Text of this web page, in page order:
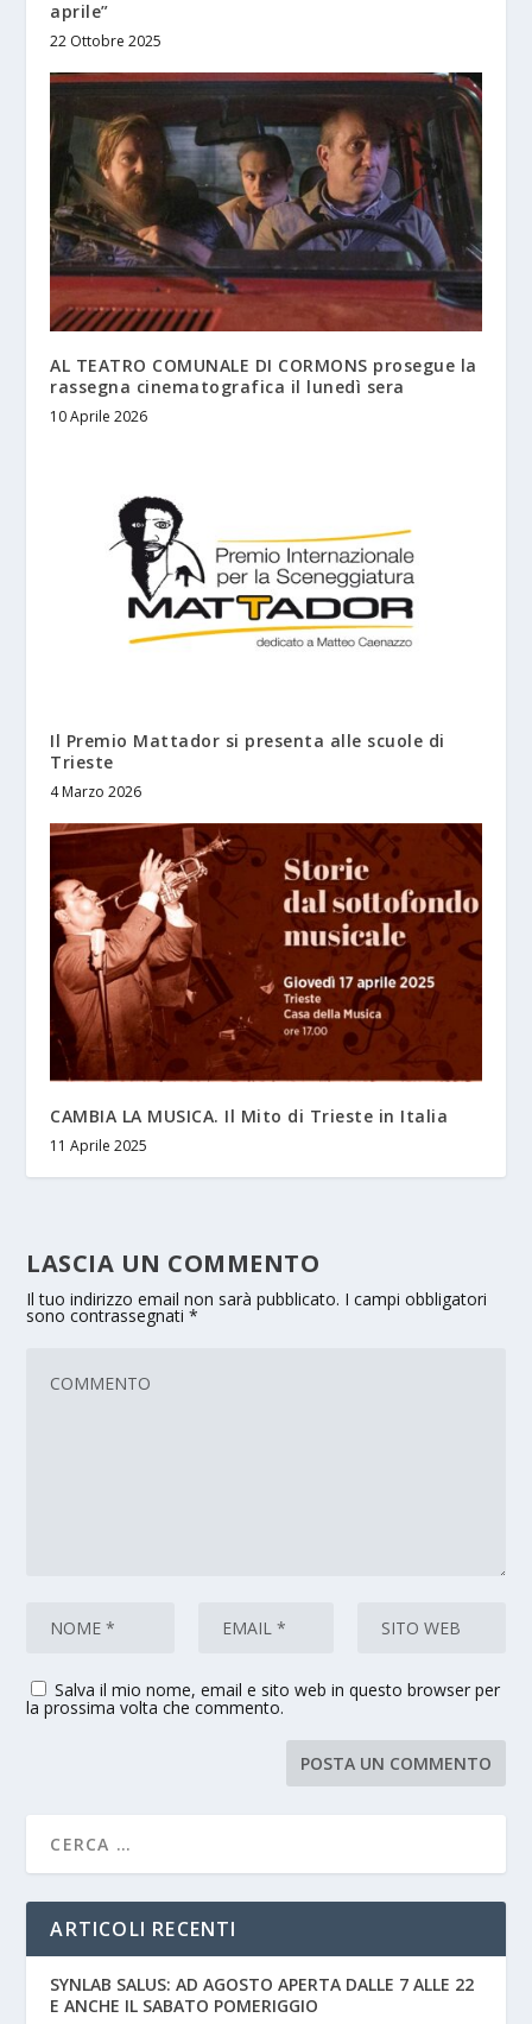
aprile”
22 Ottobre 2025
AL TEATRO COMUNALE DI CORMONS prosegue la
rassegna cinematografica il lunedì sera
10 Aprile 2026
Il Premio Mattador si presenta alle scuole di
Trieste
4 Marzo 2026
CAMBIA LA MUSICA. Il Mito di Trieste in Italia
11 Aprile 2025
LASCIA UN COMMENTO
Il tuo indirizzo email non sarà pubblicato. I campi obbligatori
sono contrassegnati*
Salva il mio nome, email e sito web in questo browser per
la prossima volta che commento.
ARTICOLI RECENTI
SYNLAB SALUS: AD AGOSTO APERTA DALLE 7 ALLE 22
E ANCHE IL SABATO POMERIGGIO